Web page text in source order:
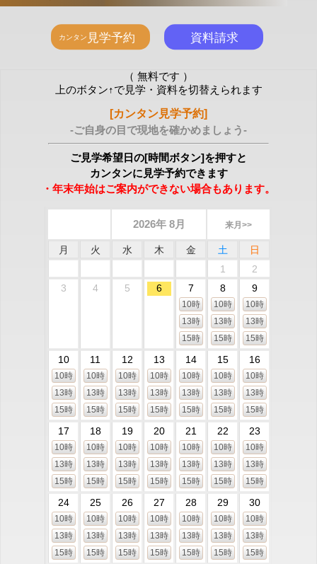
（ 無料です ）
上のボタン↑で見学・資料を切替えられます
[カンタン見学予約]
-ご自身の目で現地を確かめましょう-
ご見学希望日の[時間ボタン]を押すと
カンタンに見学予約できます
・年末年始はご案内ができない場合もあります。
2026年 8月 来月>>
月 火 水 木 金 土
日
1
2
3
4 5 6 7
10時
13時
15時
8
10時
13時
15時
9
10時
13時
15時
10
10時
13時
15時
11
10時
13時
15時
12
10時
13時
15時
13
10時
13時
15時
14
10時
13時
15時
15
10時
13時
15時
16
10時
13時
15時
17
10時
13時
15時
18
10時
13時
15時
19
10時
13時
15時
20
10時
13時
15時
21
10時
13時
15時
22
10時
13時
15時
23
10時
13時
15時
24
10時
13時
15時
25
10時
13時
15時
26
10時
13時
15時
27
10時
13時
15時
28
10時
13時
15時
29
10時
13時
15時
30
10時
13時
15時